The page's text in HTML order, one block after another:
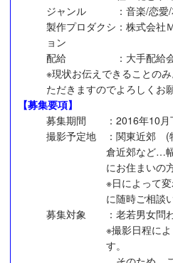
ジャンル
：音楽/恋
製作プロダクシ
ョン
：株式会社
配給
：大手配給
※現状お伝えできることの
ただきますのでよろしくお
【募集要項】
募集期間
：2016年10
撮影予定地
：関東近郊 (
倉近郊など…
にお住まいの
※日によって
に随時ご相談
募集対象
：老若男女問
※撮影日程に
す。